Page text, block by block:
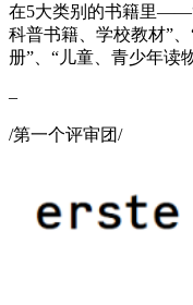
在5大类别的书籍里
科普书籍、学校教材”
册”、“儿童、青少年读
–
/第一个评审团/